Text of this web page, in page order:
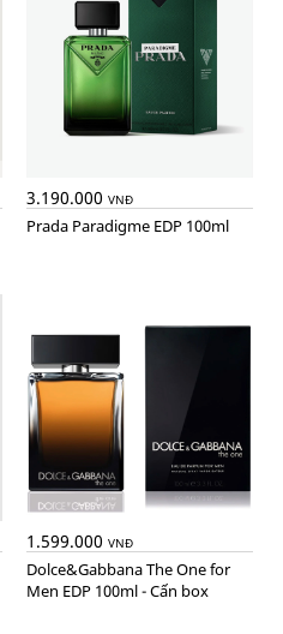
3.190.000 VNĐ
Prada Paradigme EDP 100ml
1.599.000 VNĐ
Dolce&Gabbana The One for
Men EDP 100ml - Cấn box